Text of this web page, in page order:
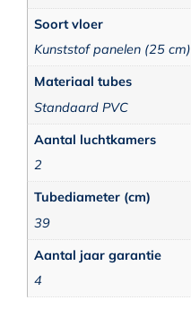
Soort vloer
Kunststof panelen (25 cm)
Materiaal tubes
Standaard PVC
Aantal luchtkamers
2
Tubediameter (cm)
39
Aantal jaar garantie
4